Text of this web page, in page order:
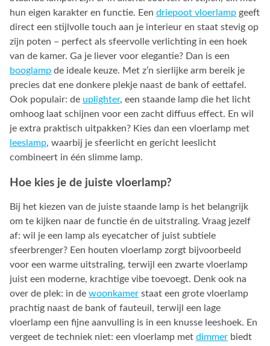
hun eigen karakter en functie. Een driepoot vloerlamp geeft
direct een stijlvolle touch aan je interieur en staat stevig op
zijn poten – perfect als sfeervolle verlichting in een hoek
van de kamer. Ga je liever voor elegantie? Dan is een
booglamp de ideale keuze. Met z’n sierlijke arm bereik je
precies dat ene donkere plekje naast de bank of eettafel.
Ook populair: de uplighter, een staande lamp die het licht
omhoog laat schijnen voor een zacht diffuus effect. En wil
je extra praktisch uitpakken? Kies dan een vloerlamp met
leeslamp, waarbij je sfeerlicht en gericht leeslicht
combineert in één slimme lamp.
Hoe kies je de juiste vloerlamp?
Bij het kiezen van de juiste staande lamp is het belangrijk
om te kijken naar de functie én de uitstraling. Vraag jezelf
af: wil je een lamp als eyecatcher of juist subtiele
sfeerbrenger? Een houten vloerlamp zorgt bijvoorbeeld
voor een warme uitstraling, terwijl een zwarte vloerlamp
juist een moderne, krachtige vibe toevoegt. Denk ook na
over de plek: in de woonkamer staat een grote vloerlamp
prachtig naast de bank of fauteuil, terwijl een lage
vloerlamp een fijne aanvulling is in een knusse leeshoek. En
vergeet de techniek niet: een vloerlamp met dimmer biedt